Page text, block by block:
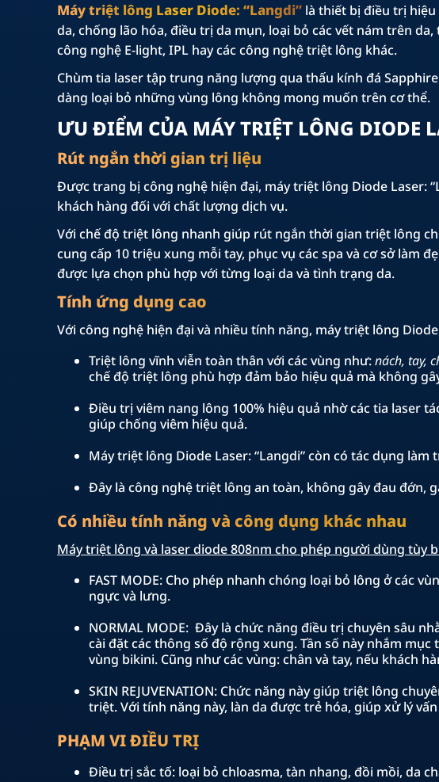
Máy triệt lông Laser Diode: “Langdi” là thiết bị điều trị
da, chống lão hóa, điều trị da mụn, loại bỏ các vết nám trên
công nghệ E-light, IPL hay các công nghệ triệt lông khác.
Chùm tia laser tập trung năng lượng qua thấu kính đá
dàng loại bỏ những vùng lông không mong muốn trên cơ thể.
ƯU ĐIỂM CỦA MÁY TRIỆT LÔNG DIODE
Rút ngắn thời gian trị liệu
Được trang bị công nghệ hiện đại, máy triệt lông Diode Laser:
khách hàng đối với chất lượng dịch vụ.
Với chế độ triệt lông nhanh giúp rút ngắn thời gian triệt lông
cung cấp 10 triệu xung mỗi tay, phục vụ các spa và cơ sở làm
được lựa chọn phù hợp với từng loại da và tình trạng da.
Tính ứng dụng cao
Với công nghệ hiện đại và nhiều tính năng, máy triệt lông
Triệt lông vĩnh viễn toàn thân với các vùng như:nách, tay,
chế độ triệt lông phù hợp đảm bảo hiệu quả mà không
Điều trị viêm nang lông 100% hiệu quả nhờ các tia laser
giúp chống viêm hiệu quả.
Máy triệt lông Diode Laser: “Langdi” còn có tác dụng
Đây là công nghệ triệt lông an toàn, không gây đau đớn,
Có nhiều tính năng và công dụng khác nhau
Máy triệt lông và laser diode 808nm cho phép người dùng tùy
FAST MODE: Cho phép nhanh chóng loại bỏ lông ở các
ngực và lưng.
NORMAL MODE: Đây là chức năng điều trị chuyên sâu
cài đặt các thông số độ rộng xung. Tần số này nhắm
vùng bikini. Cũng như các vùng: chân và tay, nếu khách
SKIN REJUVENATION: Chức năng này giúp triệt lông
triệt. Với tính năng này, làn da được trẻ hóa, giúp xử lý
PHẠM VI ĐIỀU TRỊ
Điều trị sắc tố: loại bỏ chloasma, tàn nhang, đồi mồi, da